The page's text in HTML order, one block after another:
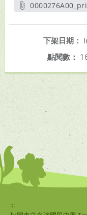
下架日期：
點閱數：
:::